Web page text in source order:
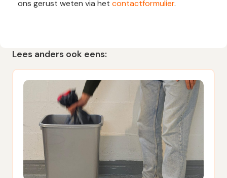
ons gerust weten via het contactformulier.
Lees anders ook eens: